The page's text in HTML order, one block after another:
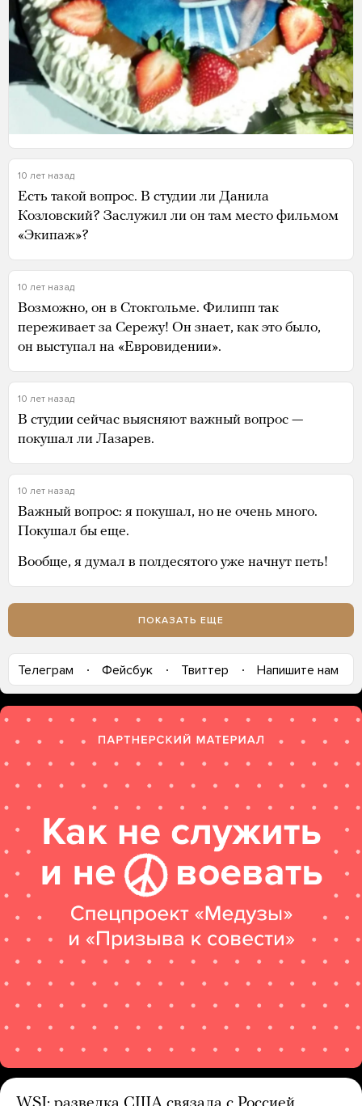
10 лет назад
Есть такой вопрос. В студии ли Данила
Козловский? Заслужил ли он там место фильмом
«Экипаж»?
10 лет назад
Возможно, он в Стокгольме. Филипп так
переживает за Сережу! Он знает, как это было,
он выступал на «Евровидении».
10 лет назад
В студии сейчас выясняют важный вопрос —
покушал ли Лазарев.
10 лет назад
Важный вопрос: я покушал, но не очень много.
Покушал бы еще.
Вообще, я думал в полдесятого уже начнут петь!
ПОКАЗАТЬ ЕЩЕ
Телеграм Фейсбук Твиттер Напишите нам